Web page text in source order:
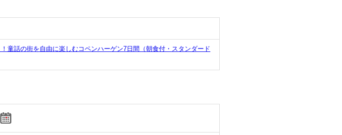
童話の街を自由に楽しむコペンハーゲン7日間（朝食付・スタンダード